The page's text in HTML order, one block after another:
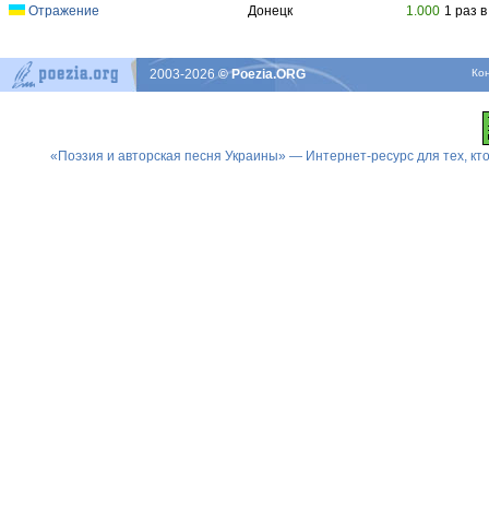
Отражение
Донецк 1.000 1 раз
2003-2026© Poezia.ORG
«Поэзия и авторская песня Украины» — Интернет-ресурс для тех,